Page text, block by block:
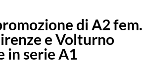
di A2 fem.
e Volturno
in serie A1